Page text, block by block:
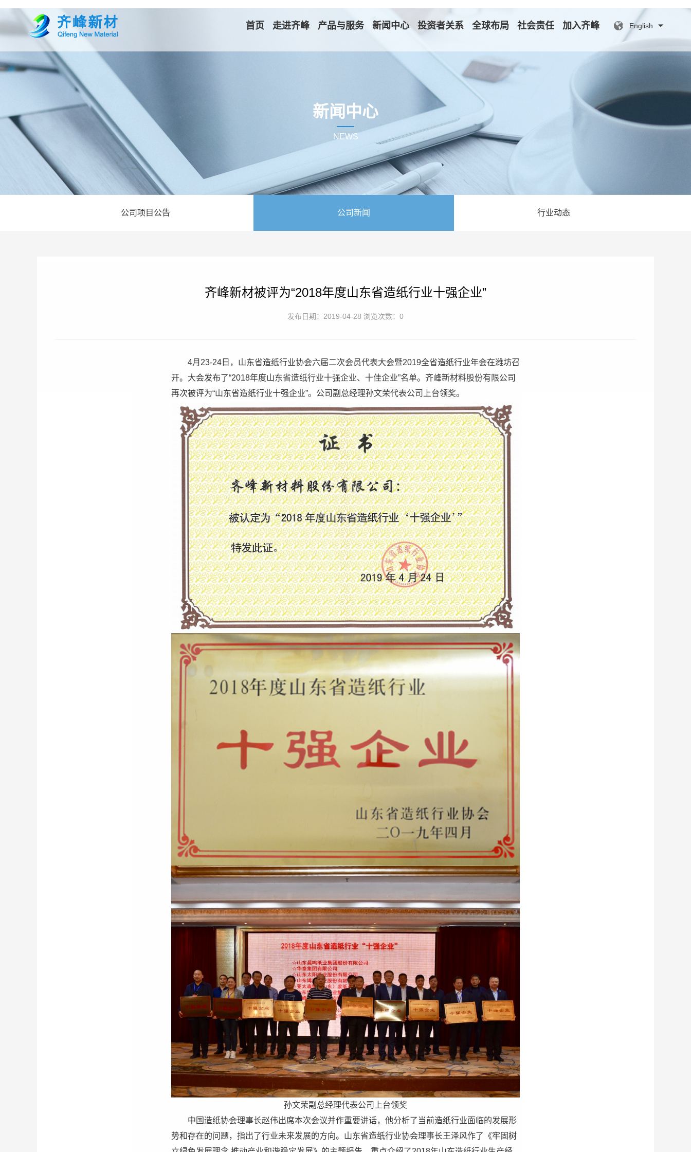
首页 走进齐峰 产品与服务 新闻中心 投资者关系 全球布局 社会责任 加入齐峰 English
新闻中心
NEWS
公司项目公告 公司新闻 行业动态
齐峰新材被评为“2018年度山东省造纸行业十强企业”
发布日期：2019-04-28 浏览次数：0
4月23-24日，山东省造纸行业协会六届二次会员代表大会暨2019全省造纸行业年会在潍坊召
开。大会发布了“2018年度山东省造纸行业十强企业、十佳企业”名单。齐峰新材料股份有限公司
再次被评为“山东省造纸行业十强企业”。公司副总经理孙文荣代表公司上台领奖。
孙文荣副总经理代表公司上台领奖
中国造纸协会理事长赵伟出席本次会议并作重要讲话，他分析了当前造纸行业面临的发展形
势和存在的问题，指出了行业未来发展的方向。山东省造纸行业协会理事长王泽风作了《牢固树